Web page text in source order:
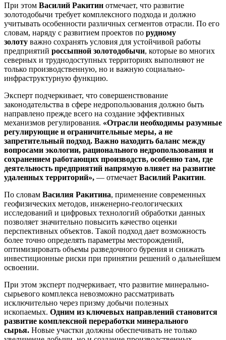
При этом Василий Ракитин отмечает, что развитие
золотодобычи требует комплексного подхода и должно
учитывать особенности различных сегментов отрасли. По его
словам, наряду с развитием проектов по рудному
золоту важно сохранять условия для устойчивой работы
предприятий россыпной золотодобычи, которые во многих
северных и труднодоступных территориях выполняют не
только производственную, но и важную социально-
инфраструктурную функцию.
Эксперт подчеркивает, что совершенствование
законодательства в сфере недропользования должно быть
направлено прежде всего на создание эффективных
механизмов регулирования. «Отрасли необходимы разумные
регулирующие и ограничительные меры, а не
запретительный подход. Важно находить баланс между
вопросами экологии, рационального недропользования и
сохранением работающих производств, особенно там, где
деятельность предприятий напрямую влияет на развитие
удаленных территорий», — отмечает Василий Ракитин.
По словам Василия Ракитина, применение современных
геофизических методов, инженерно-геологических
исследований и цифровых технологий обработки данных
позволяет значительно повысить качество оценки
перспективных объектов. Такой подход дает возможность
более точно определять параметры месторождений,
оптимизировать объемы разведочного бурения и снижать
инвестиционные риски при принятии решений о дальнейшем
освоении.
При этом эксперт подчеркивает, что развитие минерально-
сырьевого комплекса невозможно рассматривать
исключительно через призму добычи полезных
ископаемых. Одним из ключевых направлений становится
развитие комплексной переработки минерального
сырья. Новые участки должны обеспечивать не только